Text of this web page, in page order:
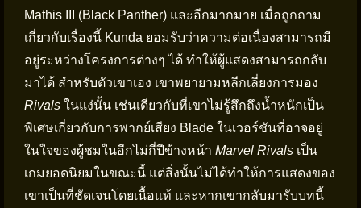
Mathis III (Black Panther) และอีกมากมาย เมื่อถูกถาม
เกี่ยวกับเรื่องนี้ Kunda ยอมรับว่าความต่อเนื่องสามารถมี
อยู่ระหว่างโครงการต่างๆ ได้ ทำให้ผู้แสดงสามารถกลับ
มาได้ สำหรับตัวเขาเอง เขาพยายามหลีกเลี่ยงการมอง
Rivals ในแง่นั้น เช่นเดียวกับที่เขาไม่รู้สึกถึงน้ำหนักเป็น
พิเศษเกี่ยวกับการพากย์เสียง Blade ในเวอร์ชันที่อาจอยู่
ในใจของผู้ชมในอีกไม่กี่ปีข้างหน้า Marvel Rivals เป็น
เกมยอดนิยมในขณะนี้ แต่สิ่งนั้นไม่ได้ทำให้การแสดงของ
เขาเป็นที่ชัดเจนโดยเนื้อแท้ และหากเขากลับมารับบทนี้